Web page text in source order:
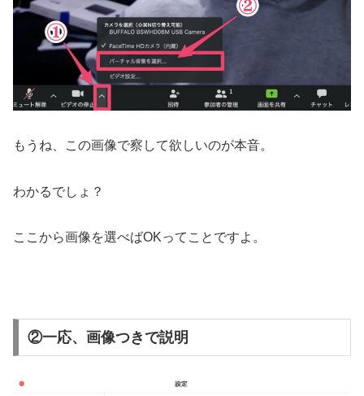
もうね、この画像で察して欲しいのが本音。
わかるでしょ？
ここから画像を選べばOKってことですよ。
②一応、画像つきで説明